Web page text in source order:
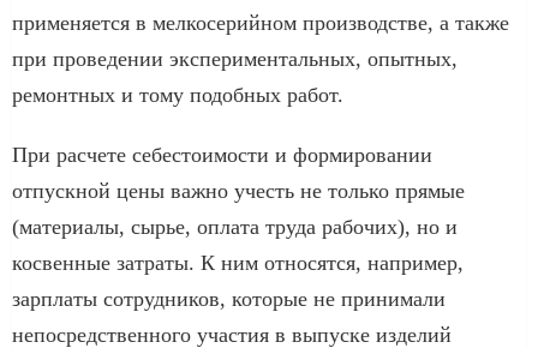
применяется в мелкосерийном производстве, а также
при проведении экспериментальных, опытных,
ремонтных и тому подобных работ.
При расчете себестоимости и формировании
отпускной цены важно учесть не только прямые
(материалы, сырье, оплата труда рабочих), но и
косвенные затраты. К ним относятся, например,
зарплаты сотрудников, которые не принимали
непосредственного участия в выпуске изделий